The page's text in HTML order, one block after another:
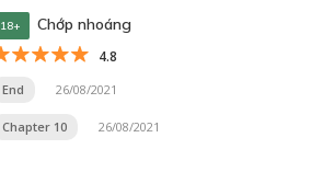
18+ Chớp nhoáng
4.8
End 26/08/2021
Chapter 10 26/08/2021